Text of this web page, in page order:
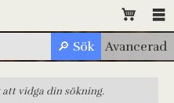
vidga din sökning.